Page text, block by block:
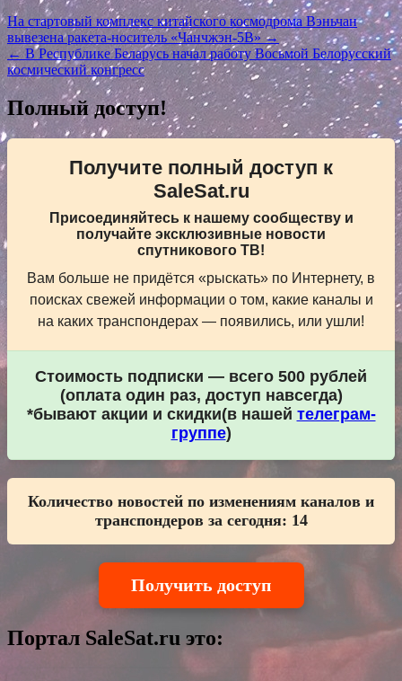
Навигация
по
записям
На стартовый комплекс китайского космодрома Вэньчан
вывезена ракета-носитель «Чанчжэн-5В» →
← В Республике Беларусь начал работу Восьмой Белорусский
космический конгресс
Полный доступ!
Получите полный доступ к
SaleSat.ru
Присоединяйтесь к нашему сообществу и
получайте эксклюзивные новости
спутникового ТВ!
Вам больше не придётся «рыскать» по Интернету, в
поисках свежей информации о том, какие каналы и
на каких транспондерах — появились, или ушли!
Стоимость подписки — всего 500 рублей
(оплата один раз, доступ навсегда)
*бывают акции и скидки(в нашей телеграм-
группе)
Количество новостей по изменениям каналов и
транспондеров за сегодня: 14
Получить доступ
Портал SaleSat.ru это: